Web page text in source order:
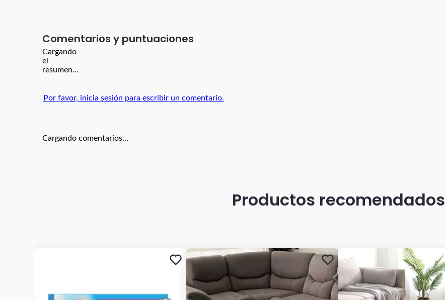
Comentarios
Cargando
el
resumen…
Por favor, inicia sesión para escribir un comentario.
Cargando comentarios…
Productos recomendados